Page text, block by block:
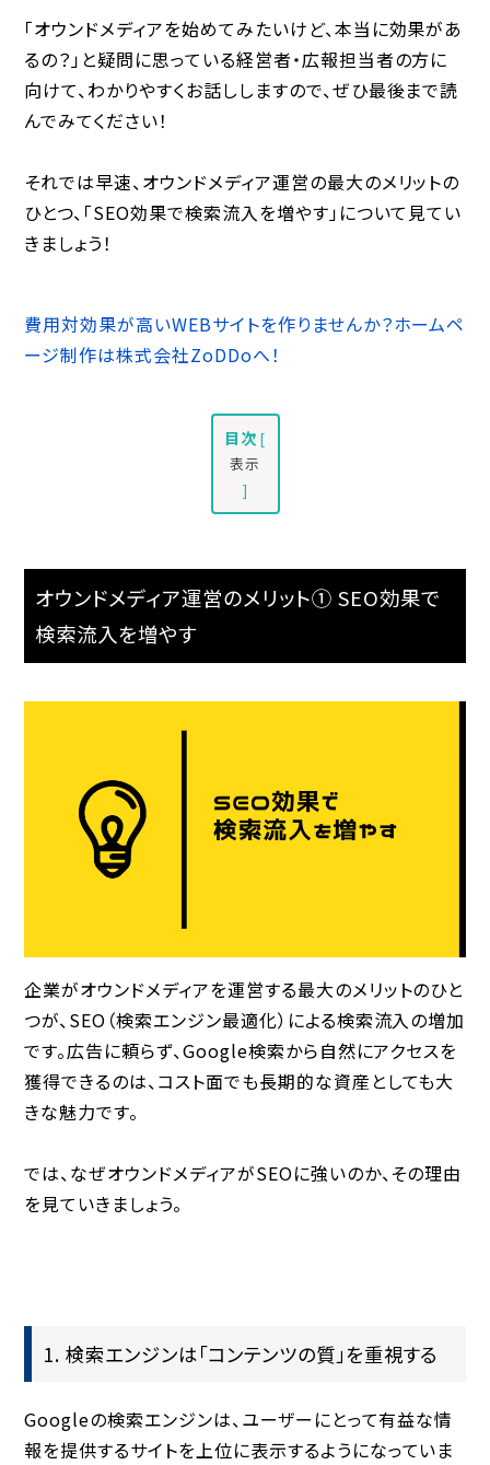
「オウンドメディアを始めてみたいけど、本当に効果があ
るの？」と疑問に思っている経営者・広報担当者の方に
向けて、わかりやすくお話ししますので、ぜひ最後まで読
んでみてください！
それでは早速、オウンドメディア運営の最大のメリットの
ひとつ、「SEO効果で検索流入を増やす」について見てい
きましょう！
費用対効果が高いWEBサイトを作りませんか？ホームペ
ージ制作は株式会社ZoDDoへ！
目次 [
表示
]
オウンドメディア運営のメリット① SEO効果で
検索流入を増やす
企業がオウンドメディアを運営する最大のメリットのひと
つが、SEO（検索エンジン最適化）による検索流入の増加
です。広告に頼らず、Google検索から自然にアクセスを
獲得できるのは、コスト面でも長期的な資産としても大
きな魅力です。
では、なぜオウンドメディアがSEOに強いのか、その理由
を見ていきましょう。
1. 検索エンジンは「コンテンツの質」を重視する
Googleの検索エンジンは、ユーザーにとって有益な情
報を提供するサイトを上位に表示するようになっていま